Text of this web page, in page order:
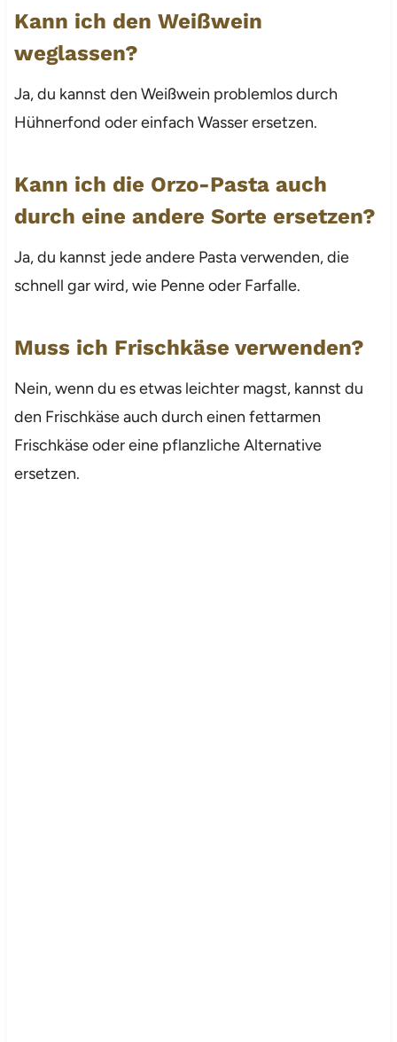
Kann ich den Weißwein
weglassen?
Ja, du kannst den Weißwein problemlos durch
Hühnerfond oder einfach Wasser ersetzen.
Kann ich die Orzo-Pasta auch
durch eine andere Sorte ersetzen?
Ja, du kannst jede andere Pasta verwenden, die
schnell gar wird, wie Penne oder Farfalle.
Muss ich Frischkäse verwenden?
Nein, wenn du es etwas leichter magst, kannst du
den Frischkäse auch durch einen fettarmen
Frischkäse oder eine pflanzliche Alternative
ersetzen.